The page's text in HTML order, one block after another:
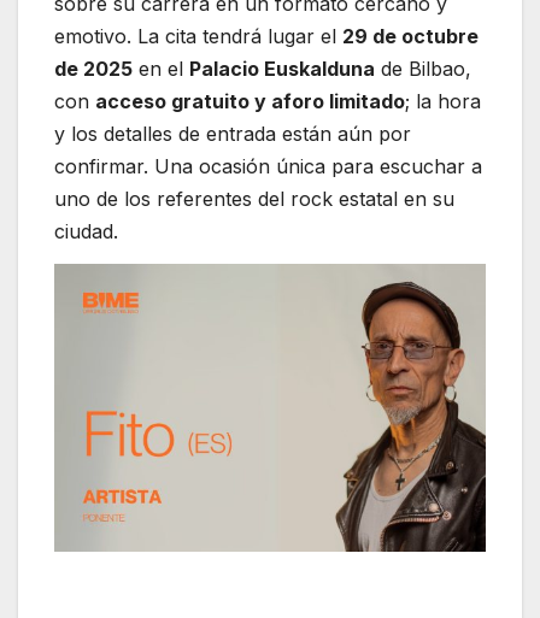
emotivo. La cita tendrá lugar el 29 de octubre
de 2025 en el Palacio Euskalduna de Bilbao,
con acceso gratuito y aforo limitado; la hora
y los detalles de entrada están aún por
confirmar. Una ocasión única para escuchar a
uno de los referentes del rock estatal en su
ciudad.